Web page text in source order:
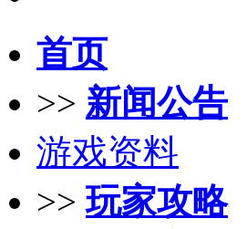
首页
>> 新闻公告
游戏资料
>>玩家攻略